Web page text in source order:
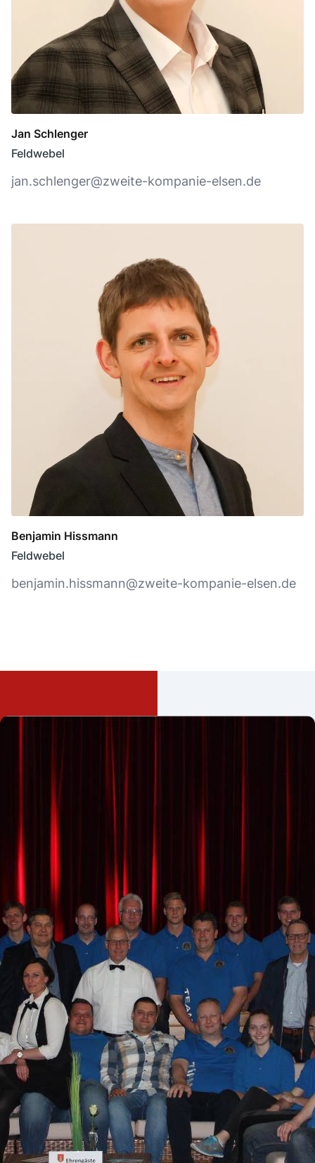
Jan Schlenger
Feldwebel
jan.schlenger@zweite-kompanie-elsen.de
Benjamin Hissmann
Feldwebel
benjamin.hissmann@zweite-kompanie-elsen.de